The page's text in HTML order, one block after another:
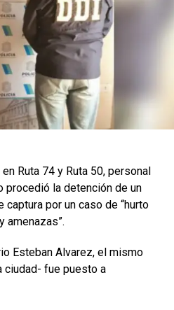
Ruta 74 y Ruta 50, personal
procedió la detención de un
por un caso de “hurto
amenazas”.
Esteban Alvarez, el mismo
ciudad- fue puesto a